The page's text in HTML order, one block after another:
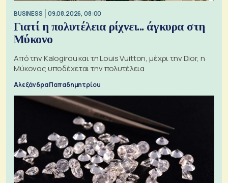
BUSINESS 09.08.2026, 08:00
Γιατί η πολυτέλεια ρίχνει... άγκυρα στη
Μύκονο
Από την Kalogirou και τη Louis Vuitton, μέχρι την Dior, η
Μύκονος υποδέχεται την πολυτέλεια
Αλεξάνδρα Παπαδημητρίου